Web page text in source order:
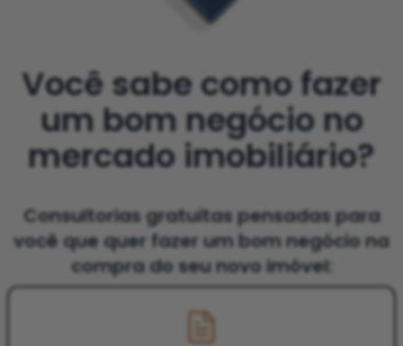
Você sabe como fazer
um bom negócio no
mercado imobiliário?
Consultorias gratuitas pensadas para
você que quer fazer um bom negócio na
compra do seu novo imóvel: